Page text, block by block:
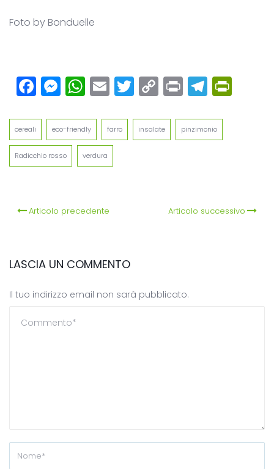
Foto by Bonduelle
Facebook
Messenger
WhatsApp
EmailTwitter
Copy
Link
Print
cereali eco-friendly farro insalate pinzimonio
Radicchio rosso verdura
Articolo precedente Articolo successivo
LASCIA UN COMMENTO
Il tuo indirizzo email non sarà pubblicato.